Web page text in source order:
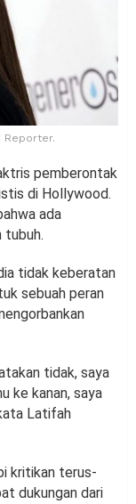
Reporter.
pemberontak
di Hollywood.
ada
tubuh.
tidak keberatan
sebuah peran
tidak, saya
ke kanan, saya
Latifah
kritikan terus-
dukungan dari